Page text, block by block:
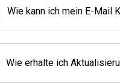
Wie kann ich mein E-Mail
Wie erhalte ich